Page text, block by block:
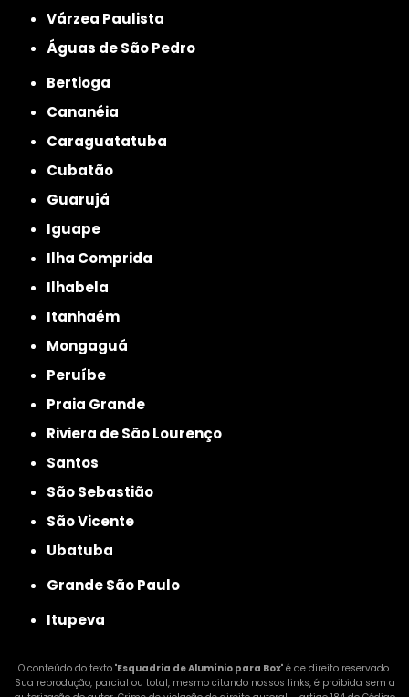
Várzea Paulista
Águas de São Pedro
Bertioga
Cananéia
Caraguatatuba
Cubatão
Guarujá
Iguape
Ilha Comprida
Ilhabela
Itanhaém
Mongaguá
Peruíbe
Praia Grande
Riviera de São Lourenço
Santos
São Sebastião
São Vicente
Ubatuba
Grande São Paulo
Itupeva
O conteúdo do texto "Esquadria de Alumínio para Box" é de direito reservado.
Sua reprodução, parcial ou total, mesmo citando nossos links, é proibida sem a